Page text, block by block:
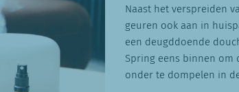
Naast het verspreiden
geuren ook aan in
een deugddoende
Spring eens binnen om
onder te dompelen in